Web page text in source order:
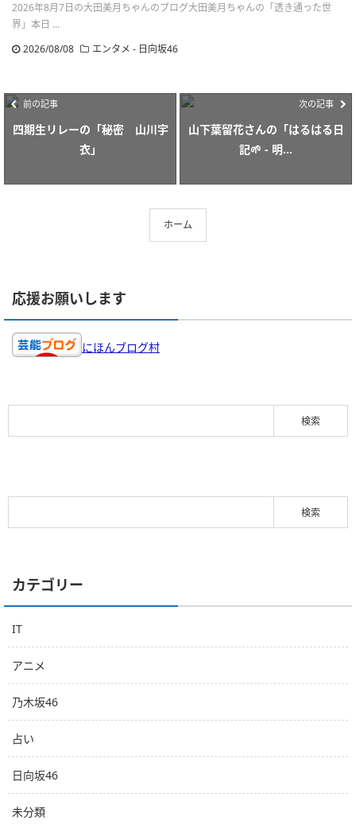
2026年8月7日の大田美月ちゃんのブログ大田美月ちゃんの「透き通った世
界」本日 ...
2026/08/08
エンタメ - 日向坂46
前の記事
四期生リレーの「秘密 山川宇
衣」
次の記事
山下葉留花さんの「はるはる日
記🌱 - 明...
ホーム
応援お願いします
にほんブログ村
カテゴリー
IT
アニメ
乃木坂46
占い
日向坂46
未分類